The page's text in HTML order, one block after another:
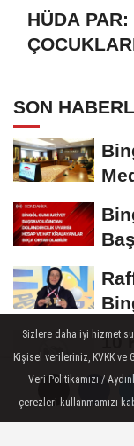
HÜDA
SON
10
Sizlere daha iyi hizmet
Kişisel verileriniz, KVKK ve
Veri Politikamızı /
çerezleri kullanmamızı